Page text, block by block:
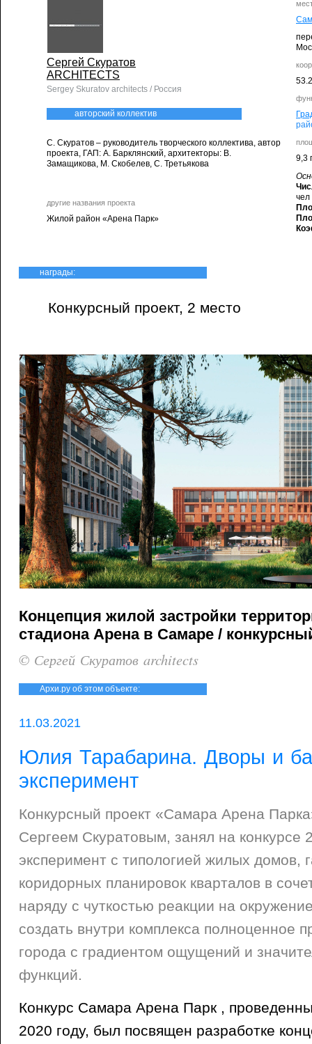
9,3
чел
Сергей Скуратов
ARCHITECTS
Sergey Skuratov architects / Россия
авторский коллектив
С. Скуратов – руководитель творческого коллектива, автор
проекта, ГАП: А. Барклянский, архитекторы: В.
Замащикова, М. Скобелев, С. Третьякова
другие названия проекта
Жилой район «Арена Парк»
награды:
Конкурсный проект, 2 место
Концепция жилой застройки
стадиона Арена в Самаре /
© Сергей Скуратов architects
Архи.ру об этом объекте:
11.03.2021
Юлия Тарабарина. Дворы и
эксперимент
Конкурсный проект «Самара Арена
Сергеем Скуратовым, занял на конкурсе
эксперимент с типологией жилых домов,
коридорных планировок кварталов в
наряду с чуткостью реакции на
создать внутри комплекса полноценное
города с градиентом ощущений и
функций.
Конкурс Самара Арена Парк ,
2020 году, был посвящен разработке